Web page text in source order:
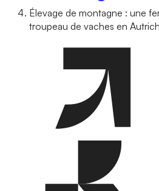
Élevage de montagne : une
troupeau de vaches en